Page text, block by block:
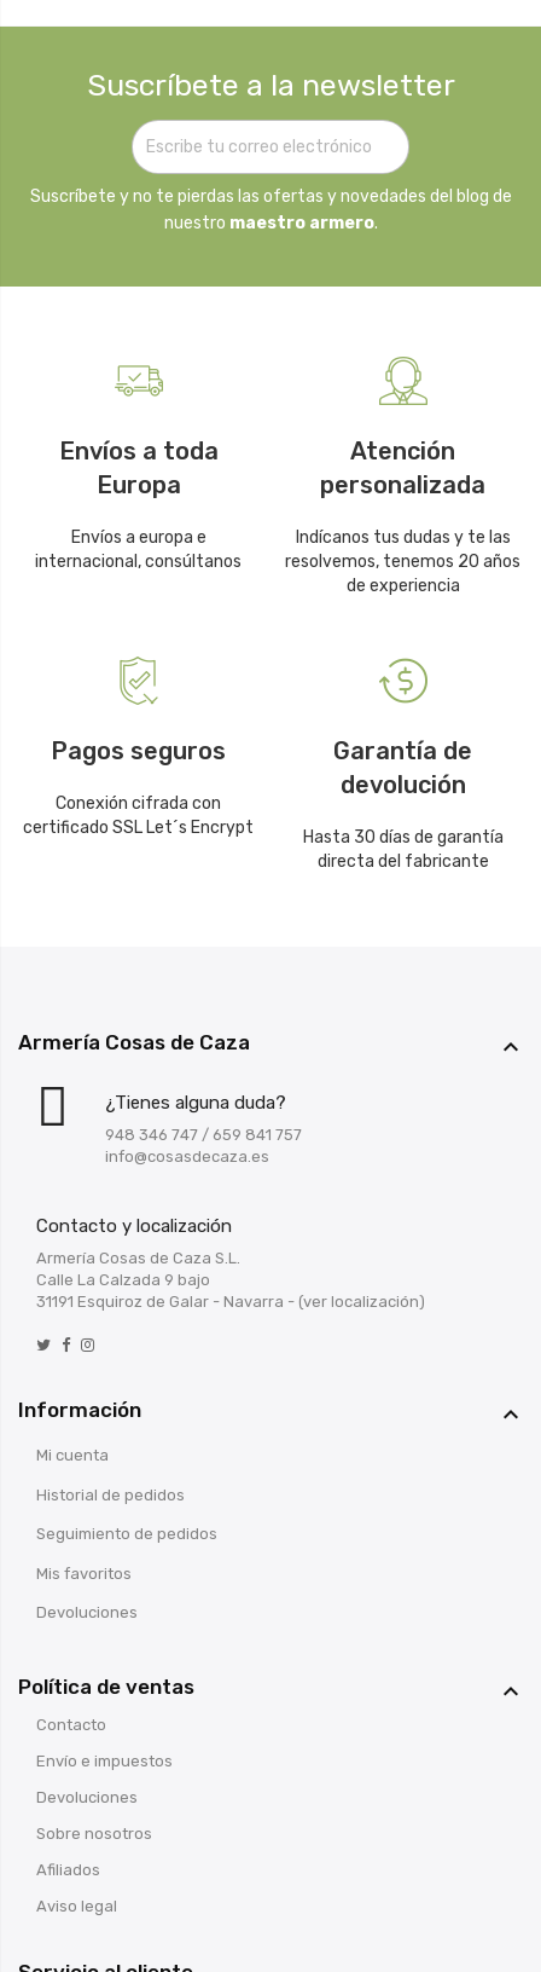
Suscríbete a la newsletter
Suscríbete y no te pierdas las ofertas y novedades del blog de
nuestro maestro armero.
Envíos a toda
Europa
Envíos a europa e
internacional, consúltanos
Atención
personalizada
Indícanos tus dudas y te las
resolvemos, tenemos 20 años
de experiencia
Pagos seguros
Conexión cifrada con
certificado SSL Let´s Encrypt
Garantía de
devolución
Hasta 30 días de garantía
directa del fabricante
Armería Cosas de Caza 
¿Tienes alguna duda?
948 346 747 / 659 841 757
info@cosasdecaza.es
Contacto y localización
Armería Cosas de Caza S.L.
Calle La Calzada 9 bajo
31191 Esquiroz de Galar - Navarra - (ver localización)
Información 
Mi cuenta
Historial de pedidos
Seguimiento de pedidos
Mis favoritos
Devoluciones
Política de ventas 
Contacto
Envío e impuestos
Devoluciones
Sobre nosotros
Afiliados
Aviso legal